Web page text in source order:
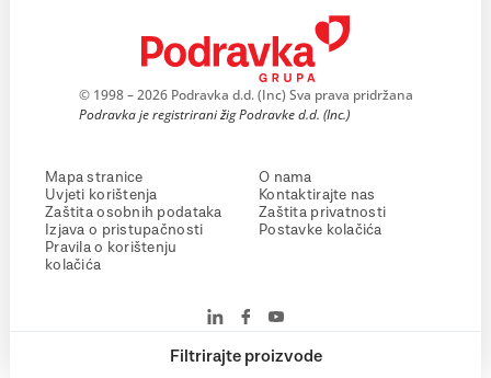
Filtrirajte proizvode
© 1998 – 2026 Podravka d.d. (Inc) Sva prava pridržana
Podravka je registrirani žig Podravke d.d. (Inc.)
Mapa stranice
Uvjeti korištenja
Zaštita osobnih podataka
Izjava o pristupačnosti
Pravila o korištenju
kolačića
O nama
Kontaktirajte nas
Zaštita privatnosti
Postavke kolačića